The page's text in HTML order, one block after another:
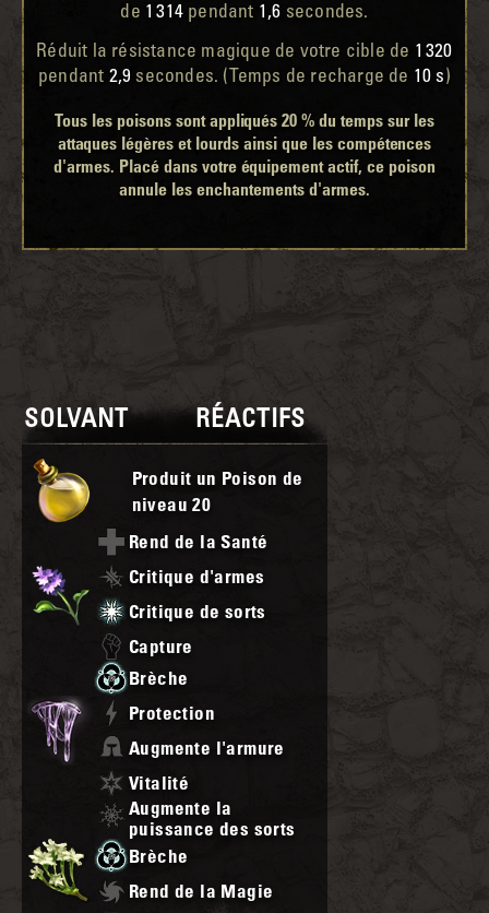
de 1 314 pendant 1,6 secondes.
Réduit la résistance magique de votre cible de 1 320
pendant 2,9 secondes. (Temps de recharge de 10 s)
Tous les poisons sont appliqués 20 % du temps sur les
attaques légères et lourds ainsi que les compétences
d'armes. Placé dans votre équipement actif, ce poison
annule les enchantements d'armes.
SOLVANT RÉACTIFS
Produit un Poison de
niveau20
Rend de la Santé
Critique d'armes
Critique de sorts
Capture
Brèche
Protection
Augmente l'armure
Vitalité
Augmente la
puissance des sorts
Brèche
Rend de la Magie